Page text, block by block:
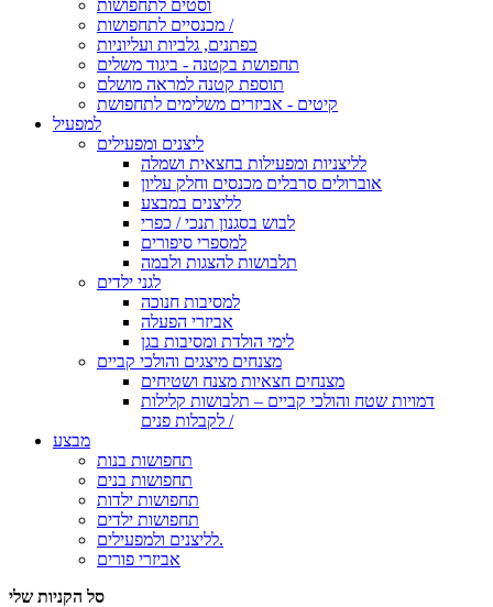
וסטים לתחפושות
מכנסיים לתחפושות /
כפתנים, גלביות ועליוניות
תחפושת בקטנה - ביגוד משלים
תוספת קטנה למראה מושלם
קיטים - אביזרים משלימים לתחפושת
למפעיל
ליצנים ומפעילים
לליצניות ומפעילות בחצאית ושמלה
אוברולים סרבלים מכנסים וחלק עליון
לליצנים במבצע
לבוש בסגנון תנכי / כפרי
למספרי סיפורים
תלבושות להצגות ולבמה
לגני ילדים
למסיבות חנוכה
אביזרי הפעלה
לימי הולדת ומסיבות בגן
מצנחים מיצגים והולכי קביים
מצנחים חצאיות מצנח ושטיחים
דמויות שטח והולכי קביים – תלבושות קלילות
לקבלות פנים /
מבצע
תחפושות בנות
תחפושות בנים
תחפושות ילדות
תחפושות ילדים
לליצנים ולמפעילים.
אביזרי פורים
סל הקניות שלי